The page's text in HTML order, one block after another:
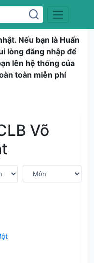
Nếu bạn là Huấn
lòng đăng nhập để
lên hệ thống của
toàn miễn phí
Võ